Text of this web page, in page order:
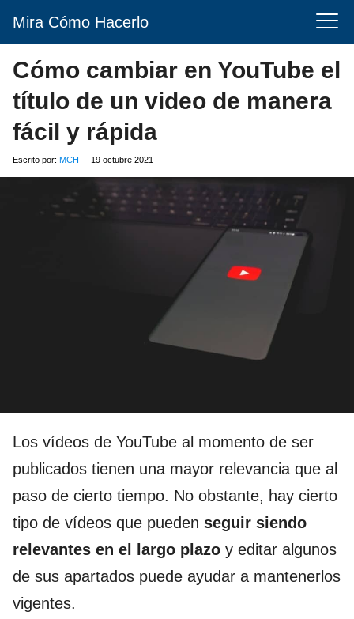
Mira Cómo Hacerlo
Cómo cambiar en YouTube el
título de un video de manera
fácil y rápida
Escrito por: MCH 19 octubre 2021
Los vídeos de YouTube al momento de ser
publicados tienen una mayor relevancia que al
paso de cierto tiempo. No obstante, hay cierto
tipo de vídeos que pueden seguir siendo
relevantes en el largo plazo y editar algunos
de sus apartados puede ayudar a mantenerlos
vigentes.